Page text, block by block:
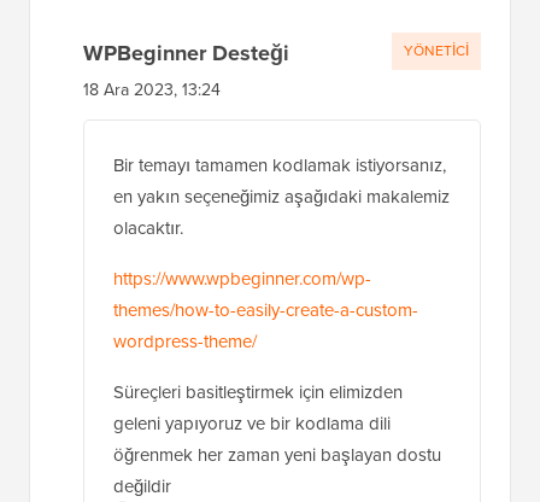
WPBeginner Desteği
18 Ara 2023, 13:24
Bir temayı tamamen kodlamak istiyorsanız,
en yakın seçeneğimiz aşağıdaki makalemiz
olacaktır.
https://www.wpbeginner.com/wp-
themes/how-to-easily-create-a-custom-
wordpress-theme/
Süreçleri basitleştirmek için elimizden
geleni yapıyoruz ve bir kodlama dili
öğrenmek her zaman yeni başlayan dostu
değildir
YÖNETICI